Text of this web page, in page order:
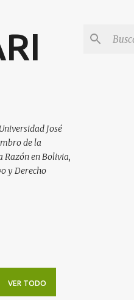
José
de la
Razón en Bolivia,
y Derecho
VER TODO